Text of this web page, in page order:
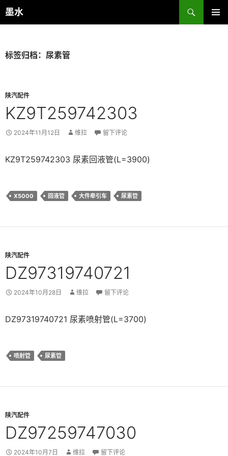
跳
至
墨水
搜
索
标签归档：尿素管
陕汽配件
KZ9T259742303
2024年11月12日 维拉 留下评论
KZ9T259742303 尿素回液管(L=3900)
X5000 回液管 大件牵引车 尿素管
陕汽配件
DZ97319740721
2024年10月28日 维拉 留下评论
DZ97319740721 尿素喷射管(L=3700)
喷射管 尿素管
陕汽配件
DZ97259747030
2024年10月7日 维拉 留下评论